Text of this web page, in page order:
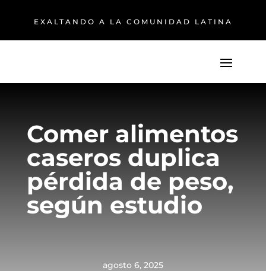
EXALTANDO A LA COMUNIDAD LATINA
Comer alimentos
caseros duplica
pérdida de peso,
según estudio
agosto 6, 2025